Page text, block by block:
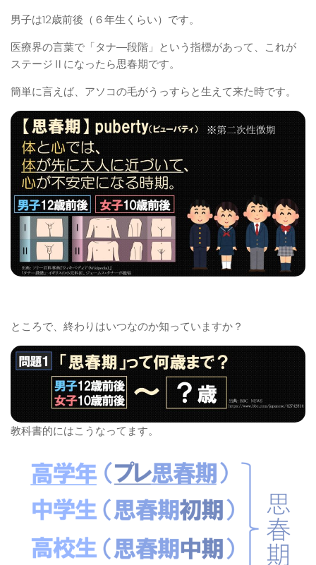
男子は12歳前後（６年生くらい）です。
医療界の言葉で「タナ―段階」という指標があって、これが
ステージⅡになったら思春期です。
簡単に言えば、アソコの毛がうっすらと生えて来た時です。
ところで、終わりはいつなのか知っていますか？
教科書的にはこうなってます。